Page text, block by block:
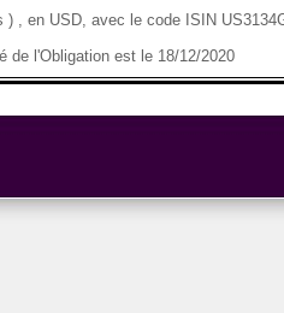
, en USD, avec le code ISIN
de l'Obligation est le 18/12/2020